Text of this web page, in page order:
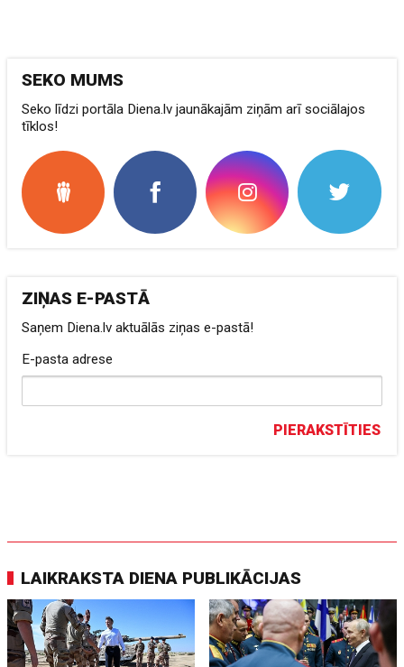
SEKO MUMS
Seko līdzi portāla Diena.lv jaunākajām ziņām arī sociālajos
tīklos!
ZIŅAS E-PASTĀ
Saņem Diena.lv aktuālās ziņas e-pastā!
E-pasta adrese
PIERAKSTĪTIES
LAIKRAKSTA DIENA PUBLIKĀCIJAS